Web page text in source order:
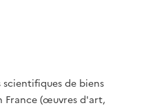
de biens
France (œuvres d'art,